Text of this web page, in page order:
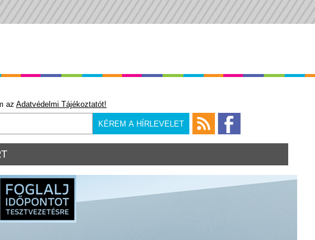
az Adatvédelmi Tájékoztatót!